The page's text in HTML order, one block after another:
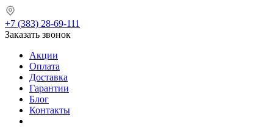
+7 (383) 28-69-111
Заказать звонок
Акции
Оплата
Доставка
Гарантии
Блог
Контакты